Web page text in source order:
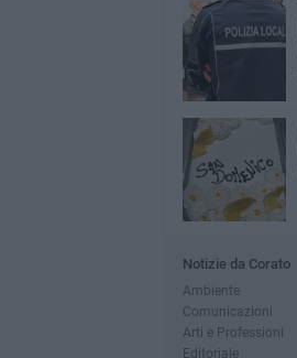
Notizie da Corato
Ambiente
Comunicazioni
Arti e Professioni
Editoriale